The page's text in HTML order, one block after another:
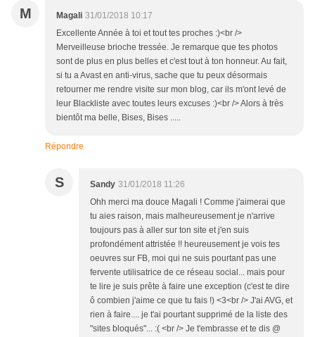
M Magali 31/01/2018 10:17
Excellente Année à toi et tout tes proches :)<br />
Merveilleuse brioche tressée. Je remarque que tes photos
sont de plus en plus belles et c'est tout à ton honneur. Au fait,
si tu a Avast en anti-virus, sache que tu peux désormais
retourner me rendre visite sur mon blog, car ils m'ont levé de
leur Blackliste avec toutes leurs excuses :)<br /> Alors à très
bientôt ma belle, Bises, Bises .....
Répondre
S Sandy 31/01/2018 11:26
Ohh merci ma douce Magali ! Comme j'aimerai que
tu aies raison, mais malheureusement je n'arrive
toujours pas à aller sur ton site et j'en suis
profondément attristée !! heureusement je vois tes
oeuvres sur FB, moi qui ne suis pourtant pas une
fervente utilisatrice de ce réseau social... mais pour
te lire je suis prête à faire une exception (c'est te dire
ô combien j'aime ce que tu fais !) <3<br /> J'ai AVG, et
rien à faire.... je t'ai pourtant supprimé de la liste des
"sites bloqués"... :( <br /> Je t'embrasse et te dis @